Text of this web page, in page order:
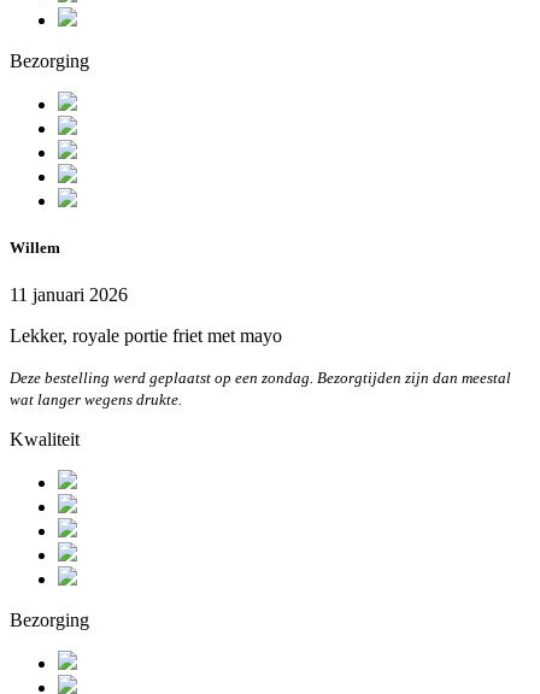
Bezorging
Willem
11 januari 2026
Lekker, royale portie friet met mayo
Deze bestelling werd geplaatst op een zondag. Bezorgtijden zijn dan meestal
wat langer wegens drukte.
Kwaliteit
Bezorging